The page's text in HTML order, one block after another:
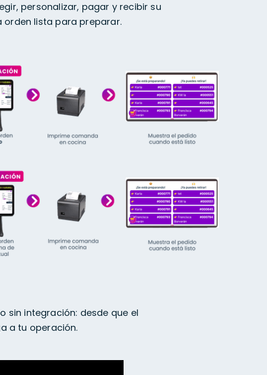
personalizar, pagar y recibir su
lista para preparar.
sin integración: desde que el
a tu operación.